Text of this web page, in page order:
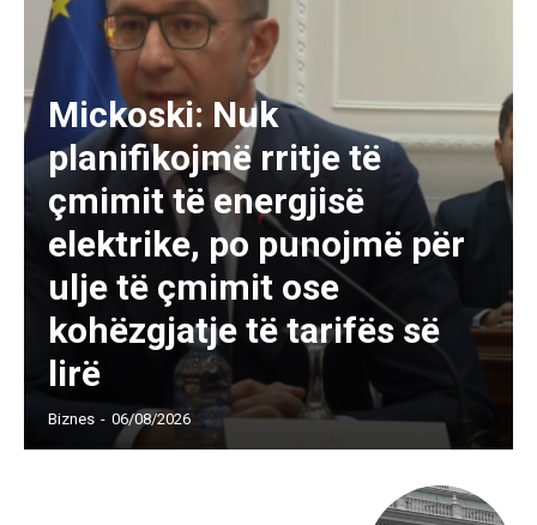
Mickoski: Nuk
planifikojmë rritje të
çmimit të energjisë
elektrike, po punojmë për
ulje të çmimit ose
kohëzgjatje të tarifës së
lirë
Biznes - 06/08/2026